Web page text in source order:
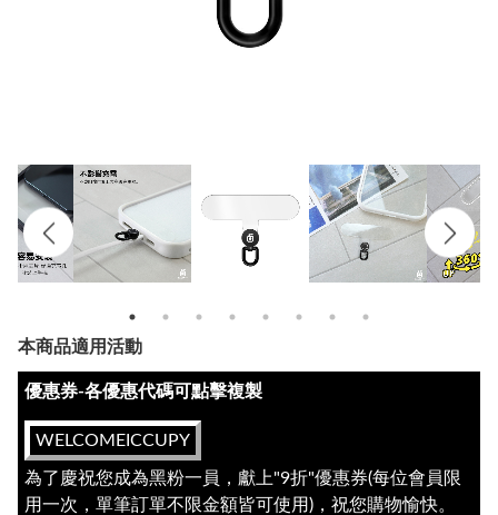
本商品適用活動
優惠券-各優惠代碼可點擊複製
WELCOMEICCUPY
為了慶祝您成為黑粉一員，獻上"9折"優惠券(每位會員限
用一次，單筆訂單不限金額皆可使用)，祝您購物愉快。